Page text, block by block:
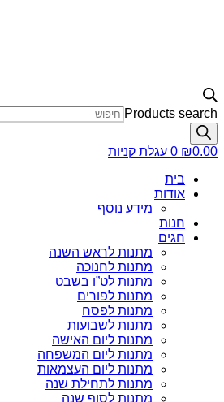
Products search
₪0.00
0 עגלת קניות
בית
אודות
מידע נוסף
חנות
חגים
מתנות לראש השנה
מתנות לחנוכה
מתנות לט”ו בשבט
מתנות לפורים
מתנות לפסח
מתנות לשבועות
מתנות ליום האישה
מתנות ליום המשפחה
מתנות ליום העצמאות
מתנות לתחילת שנה
מתנות לסוף שנה